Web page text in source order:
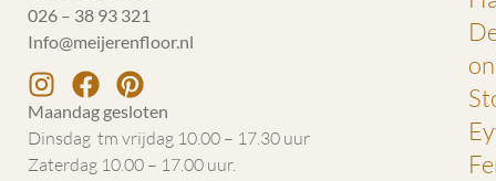
026 – 38 93 321
Info@meijerenfloor.nl
Maandag gesloten
Dinsdag tm vrijdag 10.00 – 17.30 uur
Zaterdag 10.00 – 17.00 uur.
on